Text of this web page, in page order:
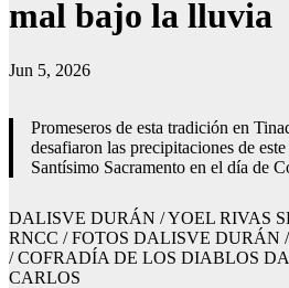
mal bajo la lluvia
Jun 5, 2026
Promeseros de esta tradición en
desafiaron las precipitaciones de
Santísimo Sacramento en el día de
DALISVE DURÁN / YOEL RIVAS
RNCC / FOTOS DALISVE DURÁN
/ COFRADÍA DE LOS DIABLOS
CARLOS